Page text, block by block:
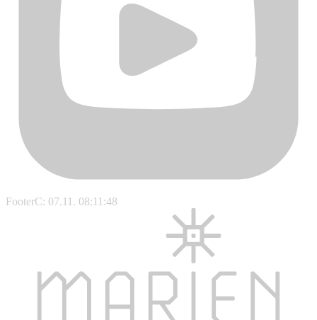
FooterC: 07.11. 08:11:48